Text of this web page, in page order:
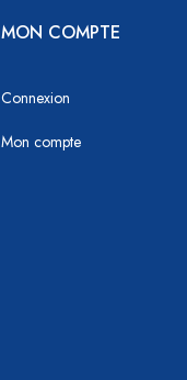
MON COMPTE
Connexion
Mon compte